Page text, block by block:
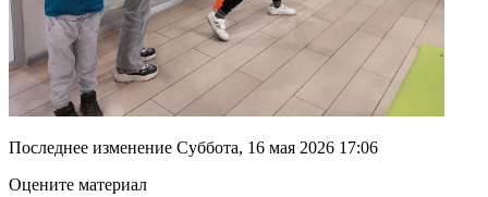
Последнее изменение Суббота, 16 мая 2026 17:06
Оцените материал